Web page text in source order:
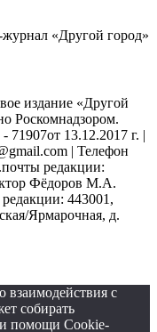
журнал «Другой город»
издание «Другой
Роскомнадзором.
13.12.2017 г. |
| Телефон
редакции:
Фёдоров М.А.
443001,
Ярмарочная, д.
взаимодействия с
собирать
помощи Cookie-